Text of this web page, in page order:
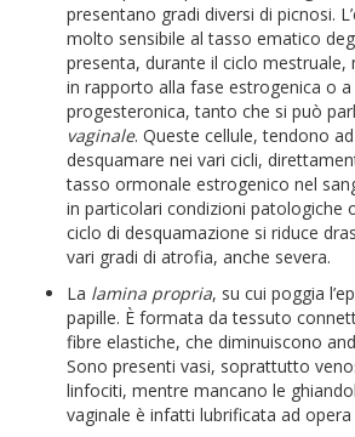
presentano gradi diversi di picnosi.
molto sensibile al tasso ematico
presenta, durante il ciclo
in rapporto alla fase estrogenica o a
progesteronica, tanto che si può
vaginale. Queste cellule, tendono
desquamare nei vari cicli,
tasso ormonale estrogenico nel
in particolari condizioni patologiche
ciclo di desquamazione si riduce
vari gradi di atrofia, anche severa.
La lamina propria, su cui poggia
papille. È formata da tessuto
fibre elastiche, che diminui­scono
Sono presenti vasi, soprattutto
linfociti, mentre mancano le
vaginale è infatti lubrificata ad